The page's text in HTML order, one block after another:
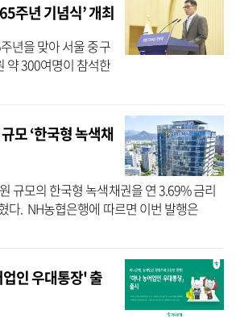
주년 기념식’ 개최
년을 맞아 서울 중구
약 300여명이 참석한
식’을 가졌다고 31일
모 ‘한국형 녹색채
규모의 한국형 녹색채권을 연 3.69% 금리
다. NH농협은행에 따르면 이번 발행은
이뤄진 한국형 녹색채권으로, 친환경 금융
인 우대통장' 출